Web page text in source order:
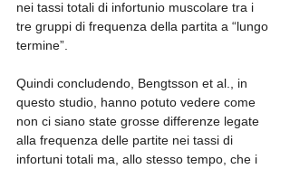
nei tassi totali di infortunio muscolare tra i
tre gruppi di frequenza della partita a “lungo
termine”.
Quindi concludendo, Bengtsson et al., in
questo studio, hanno potuto vedere come
non ci siano state grosse differenze legate
alla frequenza delle partite nei tassi di
infortuni totali ma, allo stesso tempo, che i